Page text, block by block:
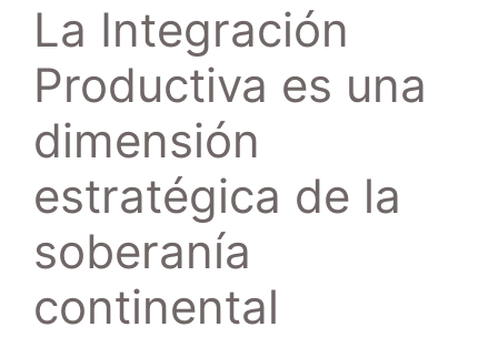
La Integración
Productiva es una
dimensión
estratégica de la
soberanía
continental